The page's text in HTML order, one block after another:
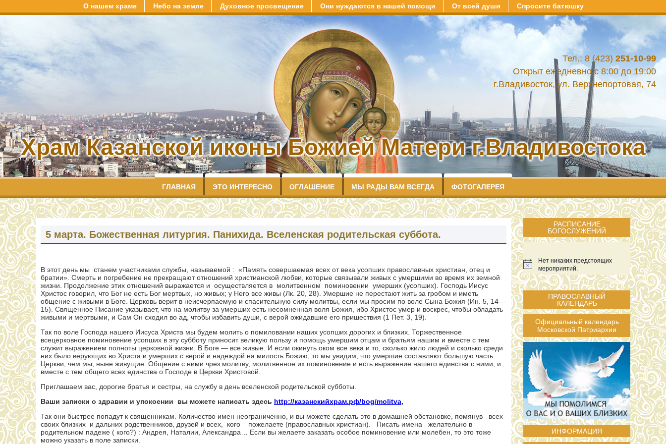
О нашем храме Небо на земле Духовное просвещение Они нуждаются в нашей помощи От всей души Спросите батюшку
Тел.: 8 (423) 251-10-99
Открыт ежедневно с 8:00 до 19:00
г.Владивосток, ул. Верхнепортовая, 74
Храм Казанской иконы Божией Матери г.Владивостока
ГЛАВНАЯ ЭТО ИНТЕРЕСНО ОГЛАШЕНИЕ МЫ РАДЫ ВАМ ВСЕГДА ФОТОГАЛЕРЕЯ
5 марта. Божественная литургия. Панихида. Вселенская родительская суббота.
В этот день мы станем участниками службы, называемой : «Память совершаемая всех от века усопших православных христиан, отец и
братии». Смерть и погребение не прекращают отношений христианской любви, которые связывали живых с умершими во время их земной
жизни. Продолжение этих отношений выражается и осуществляется в молитвенном поминовении умерших (усопших). Господь Иисус
Христос говорил, что Бог не есть Бог мертвых, но живых; у Него все живы (Лк. 20, 28). Умершие не перестают жить за гробом и иметь
общение с живыми в Боге. Церковь верит в неисчерпаемую и спасительную силу молитвы, если мы просим по воле Сына Божия (Ин. 5, 14—
15). Священное Писание указывает, что на молитву за умерших есть несомненная воля Божия, ибо Христос умер и воскрес, чтобы обладать
живыми и мертвыми, и Сам Он сходил во ад, чтобы избавить души, с верой ожидавшие его пришествия (1 Пет. 3, 19).
Так по воле Господа нашего Иисуса Христа мы будем молить о помиловании наших усопших дорогих и близких. Торжественное
всецерковное поминовение усопших в эту субботу приносит великую пользу и помощь умершим отцам и братьям нашим и вместе с тем
служит выражением полноты церковной жизни. В Боге — все живые. И если окинуть оком все века и то, сколько жило людей и сколько среди
них было верующих во Христа и умерших с верой и надеждой на милость Божию, то мы увидим, что умершие составляют большую часть
Церкви, чем мы, ныне живущие. Общение с ними чрез молитву, молитвенное их поминовение и есть выражение нашего единства с ними, и
вместе с тем общего всех единства о Господе в Церкви Христовой.
Приглашаем вас, дорогие братья и сестры, на службу в день вселенской родительской субботы.
Ваши записки о здравии и упокоении вы можете написать здесь http://казанскийхрам.рф/bog/molitva,
Так они быстрее попадут к священникам. Количество имен неограниченно, и вы можете сделать это в домашней обстановке, помянув всех
своих близких и дальних родственников, друзей и всех, кого пожелаете (православных христиан). Писать имена желательно в
родительном падеже ( кого?) : Андрея, Наталии, Александра… Если вы желаете заказать особое поминовение или молебен, то это тоже
можно указать в поле записки.
РАСПИСАНИЕ
БОГОСЛУЖЕНИЙ
Нет никаких предстоящих
мероприятий.
ПРАВОСЛАВНЫЙ
КАЛЕНДАРЬ
Официальный календарь
Московской Патриархии
ИНФОРМАЦИЯ